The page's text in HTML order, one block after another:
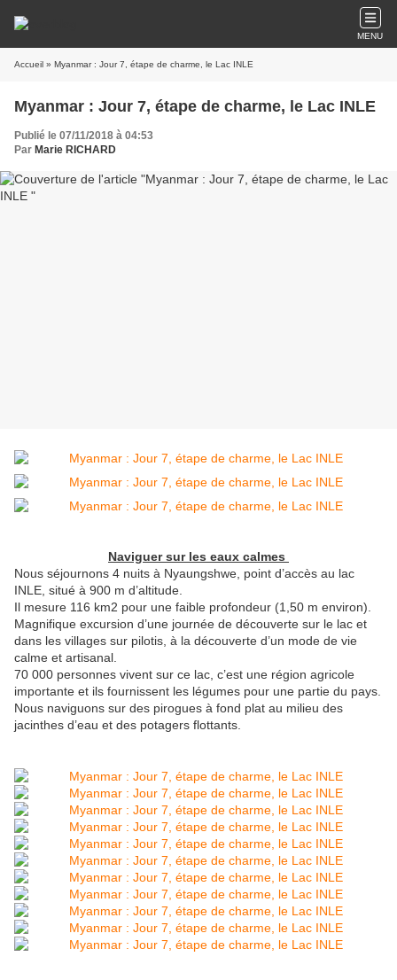
MENU
Accueil » Myanmar : Jour 7, étape de charme, le Lac INLE
Myanmar : Jour 7, étape de charme, le Lac INLE
Publié le 07/11/2018 à 04:53
Par Marie RICHARD
Naviguer sur les eaux calmes
Nous séjournons 4 nuits à Nyaungshwe, point d’accès au lac
INLE, situé à 900 m d’altitude.
Il mesure 116 km2 pour une faible profondeur (1,50 m environ).
Magnifique excursion d’une journée de découverte sur le lac et
dans les villages sur pilotis, à la découverte d’un mode de vie
calme et artisanal.
70 000 personnes vivent sur ce lac, c’est une région agricole
importante et ils fournissent les légumes pour une partie du pays.
Nous naviguons sur des pirogues à fond plat au milieu des
jacinthes d’eau et des potagers flottants.